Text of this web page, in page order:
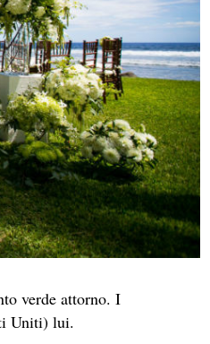
verde attorno. I
Uniti) lui.